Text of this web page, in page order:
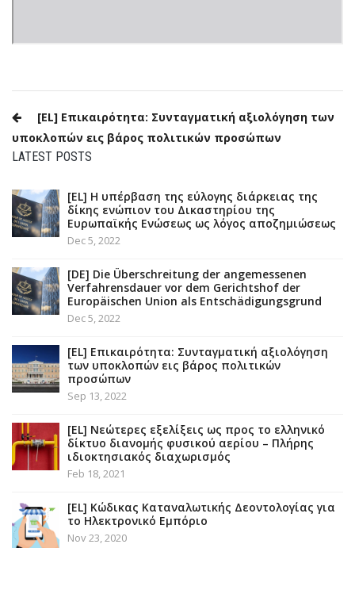
Post
navigation
[EL] Επικαιρότητα: Συνταγματική αξιολόγηση των
υποκλοπών εις βάρος πολιτικών προσώπων
LATEST POSTS
[EL] Η υπέρβαση της εύλογης διάρκειας της
δίκης ενώπιον του Δικαστηρίου της
Ευρωπαϊκής Ενώσεως ως λόγος αποζημιώσεως
Dec 5, 2022
[DE] Die Überschreitung der angemessenen
Verfahrensdauer vor dem Gerichtshof der
Europäischen Union als Entschädigungsgrund
Dec 5, 2022
[EL] Επικαιρότητα: Συνταγματική αξιολόγηση
των υποκλοπών εις βάρος πολιτικών
προσώπων
Sep 13, 2022
[EL] Νεώτερες εξελίξεις ως προς το ελληνικό
δίκτυο διανομής φυσικού αερίου – Πλήρης
ιδιοκτησιακός διαχωρισμός
Feb 18, 2021
[EL] Κώδικας Καταναλωτικής Δεοντολογίας για
το Ηλεκτρονικό Εμπόριο
Nov 23, 2020